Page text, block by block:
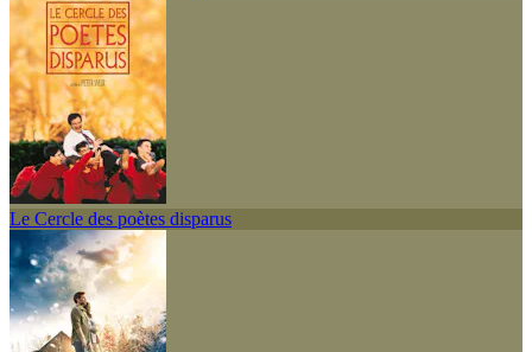
Le Cercle des poètes disparus